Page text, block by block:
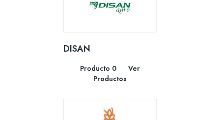
DISAN
Producto 0
Ver
Productos